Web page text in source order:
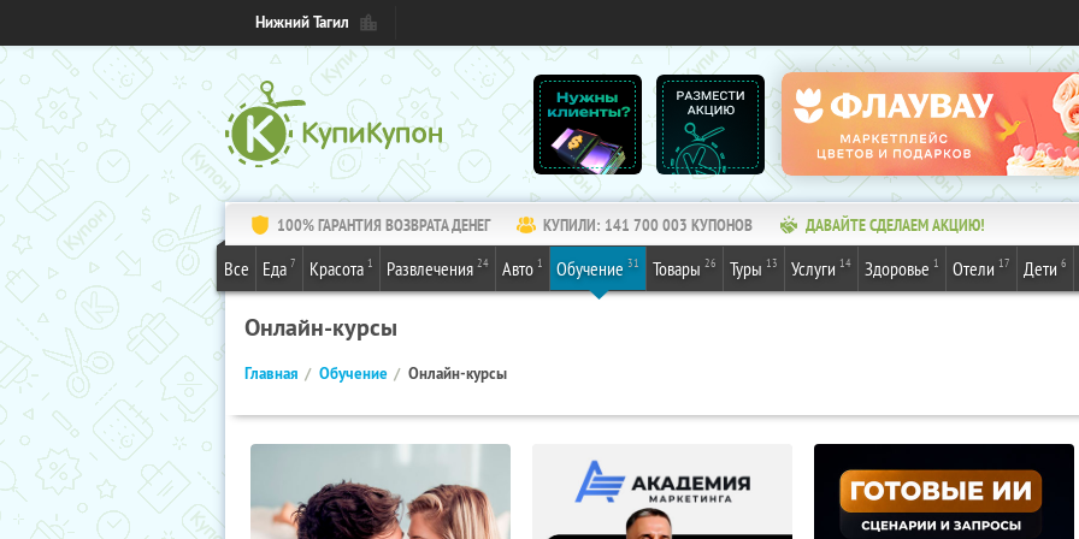
Нижний Тагил
100% ГАРАНТИЯ ВОЗВРАТА ДЕНЕГ КУПИЛИ: 141 700 003 КУПОНОВ ДАВАЙТЕ СДЕЛАЕМ АКЦИЮ!
Все Еда 7 Красота 1 Развлечения 24 Авто 1 Обучение 31 Товары 26 Туры 13 Услуги 14 Здоровье 1 Отели 17 Дети 6
Онлайн-курсы
Главная Обучение Онлайн-курсы